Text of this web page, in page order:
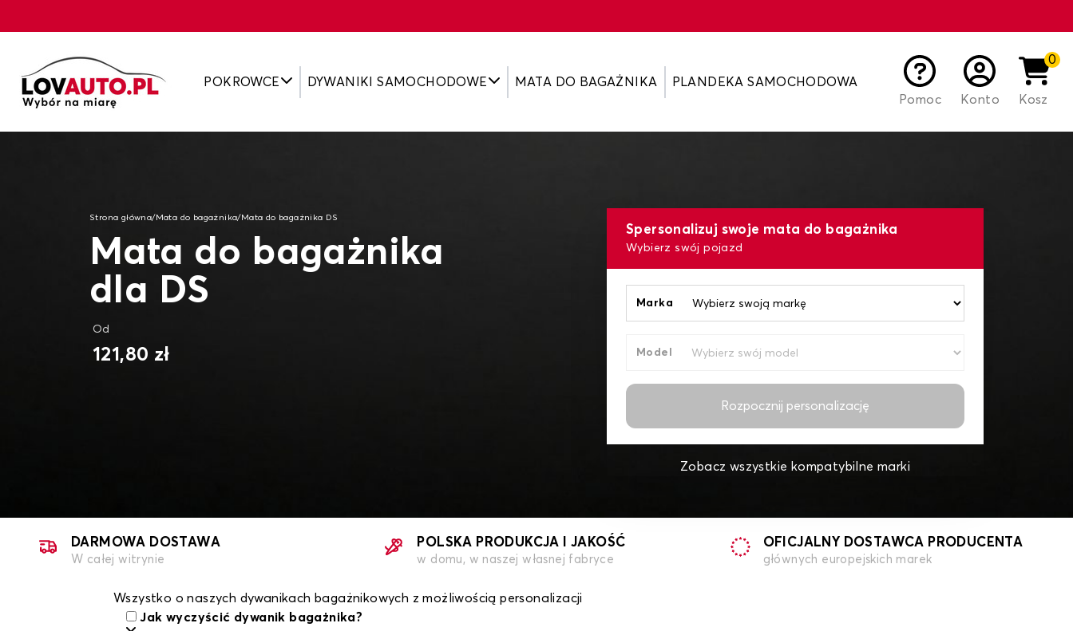
POKROWCE DYWANIKI SAMOCHODOWE MATA DO BAGAŻNIKA
PLANDEKA SAMOCHODOWA
Pomoc
Konto
0
Kosz
Strona główna/Mata do bagażnika/ Mata do bagażnika DS
Mata do bagażnika
dla DS
Od
121,80 zł
Spersonalizuj swoje mata do bagażnika
Wybierz swój pojazd
Marka
Model
Rozpocznij personalizację
Zobacz wszystkie kompatybilne marki
DARMOWA DOSTAWA
W całej witrynie
POLSKA PRODUKCJA I JAKOŚĆ
w domu, w naszej własnej fabryce
OFICJALNY DOSTAWCA PRODUCENTA
głównych europejskich marek
Wszystko o naszych dywanikach bagażnikowych z możliwością personalizacji
Jak wyczyścić dywanik bagażnika?